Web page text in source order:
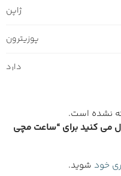
ژاپن
پوزیترون
دارد
نشده است.
می کنید برای “ساعت مچی
خود شوید.